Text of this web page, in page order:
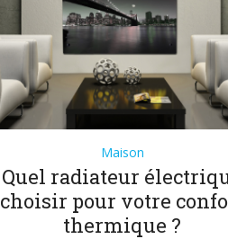
Maison
Quel radiateur
choisir pour votre
thermique ?